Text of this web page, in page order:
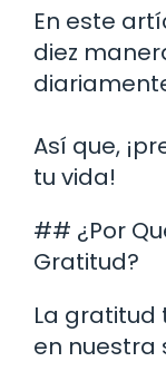
En este
diez
Así que,
tu vida!
## ¿Por
Gratitud?
La gratitud
en nuestra